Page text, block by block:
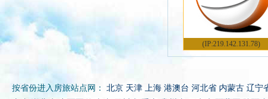
(IP:219.142.131.78)
按省份进入房旅站点网： 北京 天津 上海 港澳台 河北省 内蒙古 辽宁